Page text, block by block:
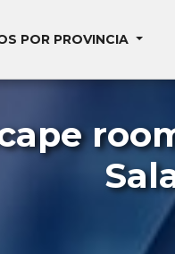
POR PROVINCIA